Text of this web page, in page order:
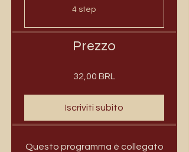
.
4 step
Prezzo
32,00 BRL
Iscriviti subito
Questo programma è collegato